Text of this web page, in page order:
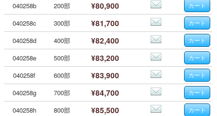
040258b 200部 ¥80,900
040258c 300部 ¥81,700
040258d 400部 ¥82,400
040258e 500部 ¥83,200
040258f 600部 ¥83,900
040258g 700部 ¥84,700
040258h 800部 ¥85,500